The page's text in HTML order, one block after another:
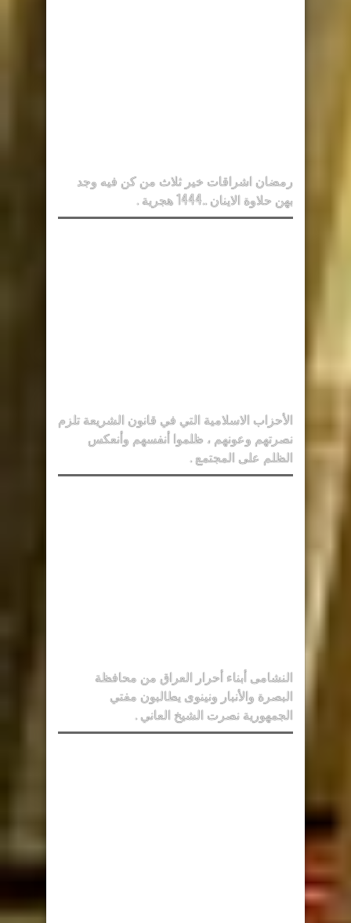
رمضان اشراقات خير ثلاث من كن فيه وجد
بهن حلاوة الاينان ..1444 هجرية .
الأحزاب الاسلامية التي في قانون الشريعة تلزم
نصرتهم وعونهم ، ظلموا أنفسهم وأنعكس
الظلم على المجتمع .
النشامى أبناء أحرار العراق من محافظة
البصرة والأنبار ونينوى يطالبون مفتي
الجمهورية نصرت الشيخ العاني .